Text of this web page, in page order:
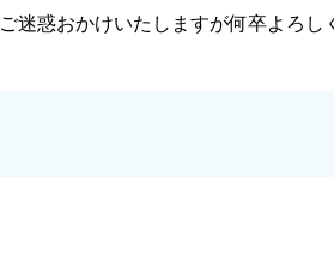
ご迷惑おかけいたしますが何卒よろし